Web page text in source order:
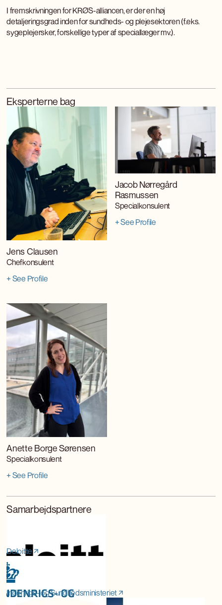
I fremskrivningen for KRØS-alliancen, er der en høj
detaljeringsgrad inden for sundheds- og plejesektoren (f.eks.
sygeplejersker, forskellige typer af speciallæger mv.).
Eksperterne bag
Jens Clausen
Chefkonsulent
+ See Profile
Jacob Nørregård
Rasmussen
Specialkonsulent
+ See Profile
Anette Borge Sørensen
Specialkonsulent
+ See Profile
Samarbejdspartnere
Deloitte
Indenrigs- og Sundhedsministeriet